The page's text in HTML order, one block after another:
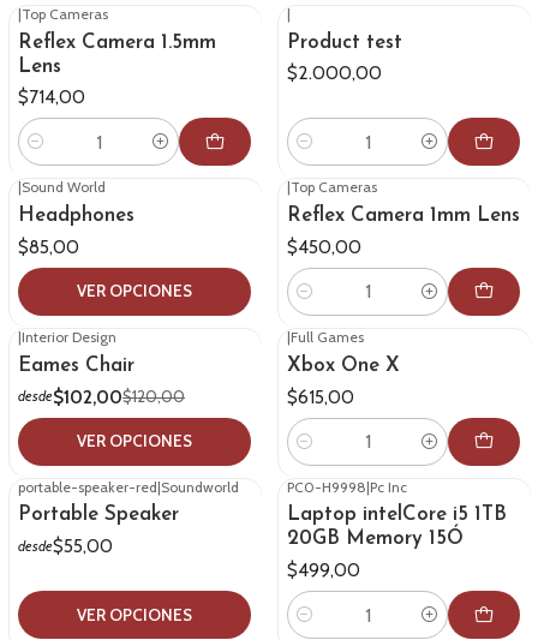
|Top Cameras
Reflex Camera 1.5mm
Lens
$714,00
Cantidad
|
Product test
$2.000,00
Cantidad
|Sound World
Headphones
$85,00
VER OPCIONES
|Top Cameras
Reflex Camera 1mm Lens
$450,00
Cantidad
|Interior Design
Eames Chair
desde$102,00$120,00
VER OPCIONES
|Full Games
Xbox One X
$615,00
Cantidad
portable-speaker-red|Soundworld
Portable Speaker
desde$55,00
VER OPCIONES
PC0-H9998|Pc Inc
Laptop intelCore i5 1TB
20GB Memory 15Ó
$499,00
Cantidad